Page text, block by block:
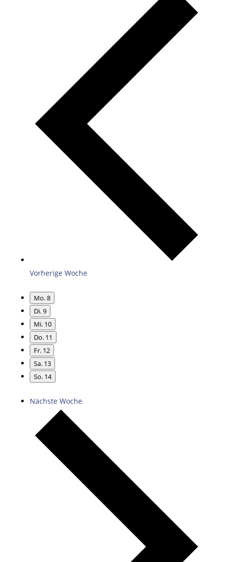
Vorherige Woche
Mo.8
Di.9
Mi. 10
Do. 11
Fr. 12
Sa. 13
So. 14
Nächste Woche